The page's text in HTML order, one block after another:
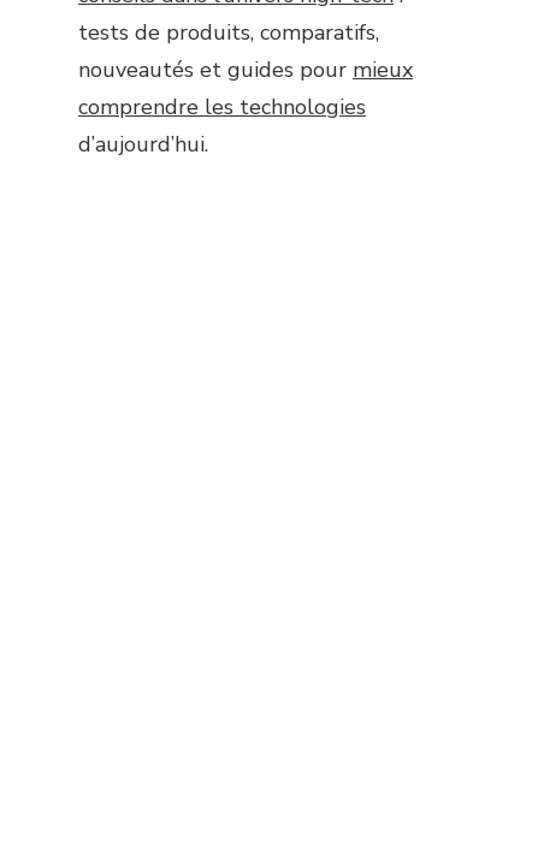
tests de produits, comparatifs,
nouveautés et guides pour mieux
comprendre les technologies
d’aujourd’hui.